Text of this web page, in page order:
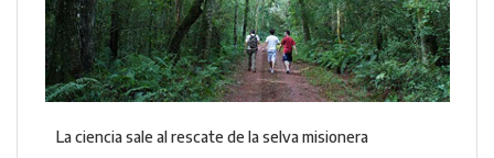
La ciencia sale al rescate de la selva misionera